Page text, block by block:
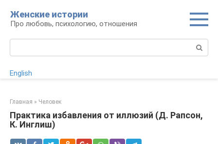
контенту
Женские истории
Про любовь, психологию, отношения
English
Главная » Человек
Практика избавления от иллюзий (Д. Рапсон,
К. Инглиш)